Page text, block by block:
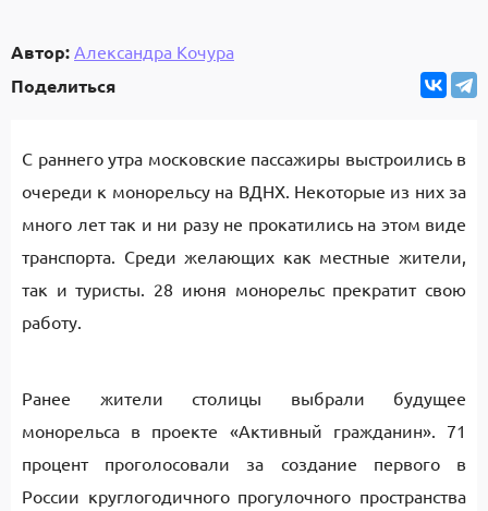
Автор: Александра Кочура
Поделиться
С раннего утра московские пассажиры выстроились в
очереди к монорельсу на ВДНХ. Некоторые из них за
много лет так и ни разу не прокатились на этом виде
транспорта. Среди желающих как местные жители,
так и туристы. 28 июня монорельс прекратит свою
работу.
Ранее жители столицы выбрали будущее
монорельса в проекте «Активный гражданин». 71
процент проголосовали за создание первого в
России круглогодичного прогулочного пространства